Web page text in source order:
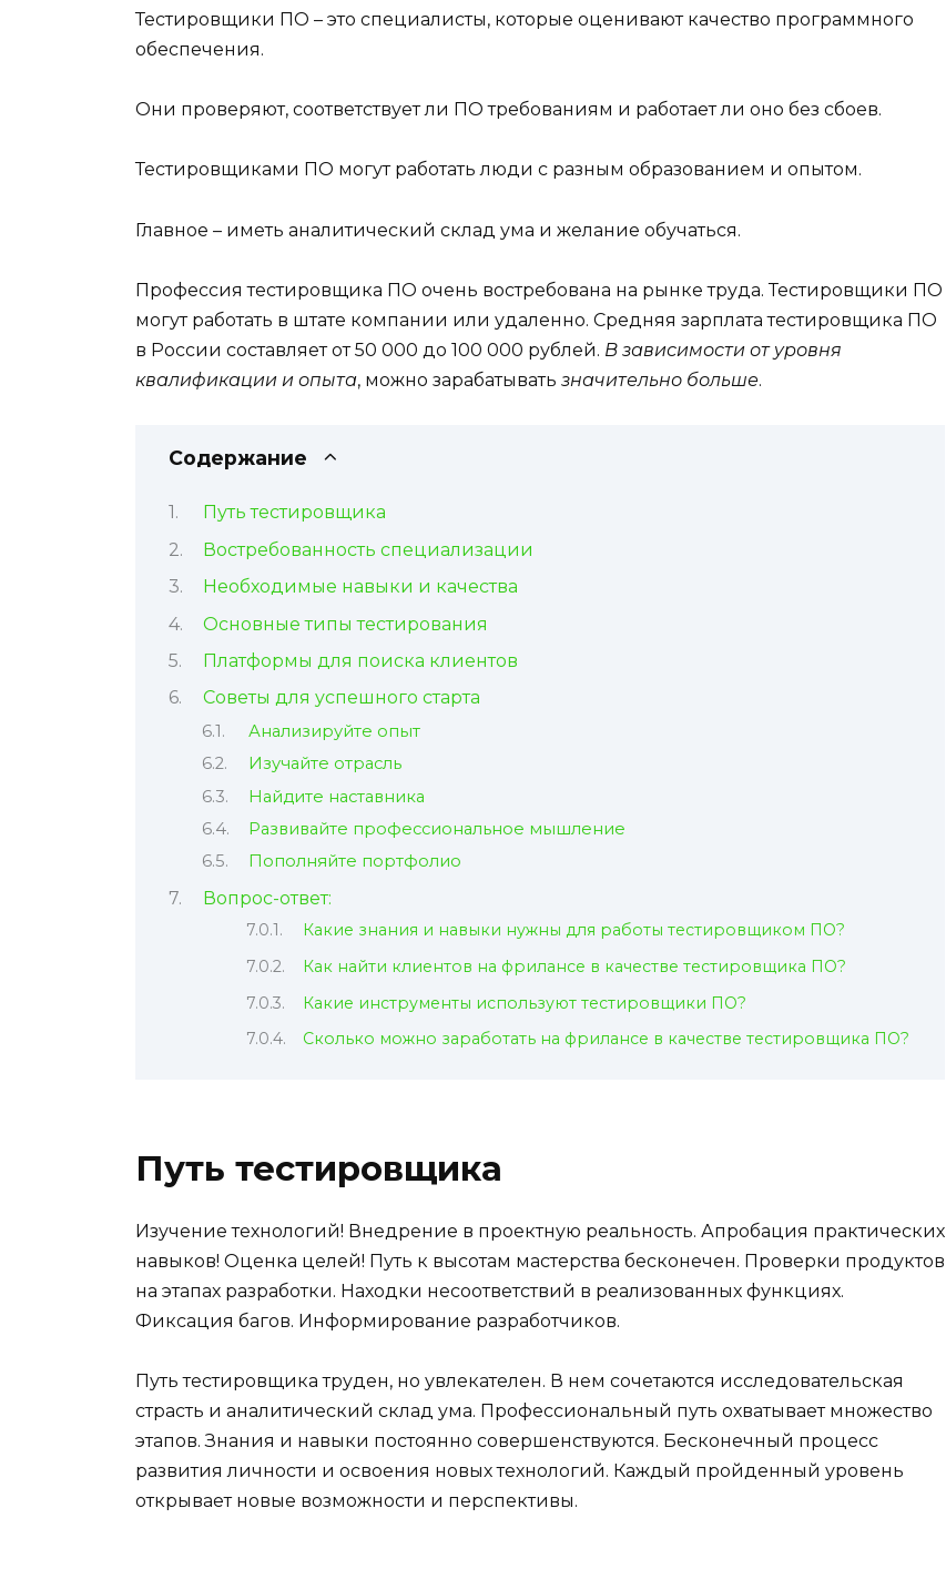
Тестировщики ПО – это специалисты, которые оценивают качество программного
обеспечения.
Они проверяют, соответствует ли ПО требованиям и работает ли оно без сбоев.
Тестировщиками ПО могут работать люди с разным образованием и опытом.
Главное – иметь аналитический склад ума и желание обучаться.
Профессия тестировщика ПО очень востребована на рынке труда. Тестировщики ПО
могут работать в штате компании или удаленно. Средняя зарплата тестировщика ПО
в России составляет от 50 000 до 100 000 рублей. В зависимости от уровня
квалификации и опыта, можно зарабатывать значительно больше.
Содержание
Путь тестировщика
Востребованность специализации
Необходимые навыки и качества
Основные типы тестирования
Платформы для поиска клиентов
Советы для успешного старта
Анализируйте опыт
Изучайте отрасль
Найдите наставника
Развивайте профессиональное мышление
Пополняйте портфолио
Вопрос-ответ:
Какие знания и навыки нужны для работы тестировщиком ПО?
Как найти клиентов на фрилансе в качестве тестировщика ПО?
Какие инструменты используют тестировщики ПО?
Сколько можно заработать на фрилансе в качестве тестировщика ПО?
Путь тестировщика
Изучение технологий! Внедрение в проектную реальность. Апробация практических
навыков! Оценка целей! Путь к высотам мастерства бесконечен. Проверки продуктов
на этапах разработки. Находки несоответствий в реализованных функциях.
Фиксация багов. Информирование разработчиков.
Путь тестировщика труден, но увлекателен. В нем сочетаются исследовательская
страсть и аналитический склад ума. Профессиональный путь охватывает множество
этапов. Знания и навыки постоянно совершенствуются. Бесконечный процесс
развития личности и освоения новых технологий. Каждый пройденный уровень
открывает новые возможности и перспективы.